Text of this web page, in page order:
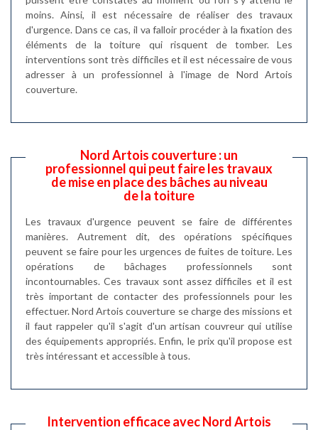
moins. Ainsi, il est nécessaire de réaliser des travaux
d'urgence. Dans ce cas, il va falloir procéder à la fixation des
éléments de la toiture qui risquent de tomber. Les
interventions sont très difficiles et il est nécessaire de vous
adresser à un professionnel à l'image de Nord Artois
couverture.
Nord Artois couverture : un
professionnel qui peut faire les travaux
de mise en place des bâches au niveau
de la toiture
Les travaux d'urgence peuvent se faire de différentes
manières. Autrement dit, des opérations spécifiques
peuvent se faire pour les urgences de fuites de toiture. Les
opérations de bâchages professionnels sont
incontournables. Ces travaux sont assez difficiles et il est
très important de contacter des professionnels pour les
effectuer. Nord Artois couverture se charge des missions et
il faut rappeler qu'il s'agit d'un artisan couvreur qui utilise
des équipements appropriés. Enfin, le prix qu'il propose est
très intéressant et accessible à tous.
Intervention efficace avec Nord Artois